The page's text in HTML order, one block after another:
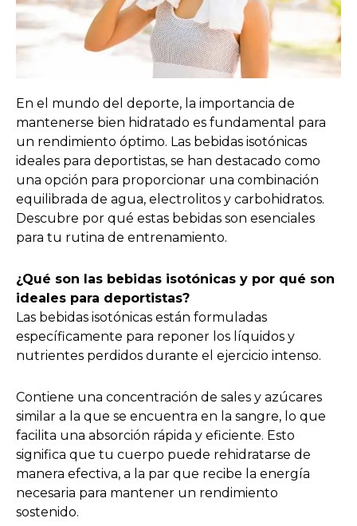
En el mundo del deporte, la importancia de
mantenerse bien hidratado es fundamental para
un rendimiento óptimo. Las bebidas isotónicas
ideales para deportistas, se han destacado como
una opción para proporcionar una combinación
equilibrada de agua, electrolitos y carbohidratos.
Descubre por qué estas bebidas son esenciales
para tu rutina de entrenamiento.
¿Qué son las bebidas isotónicas y por qué son
ideales para deportistas?
Las bebidas isotónicas están formuladas
específicamente para reponer los líquidos y
nutrientes perdidos durante el ejercicio intenso.
Contiene una concentración de sales y azúcares
similar a la que se encuentra en la sangre, lo que
facilita una absorción rápida y eficiente. Esto
significa que tu cuerpo puede rehidratarse de
manera efectiva, a la par que recibe la energía
necesaria para mantener un rendimiento
sostenido.